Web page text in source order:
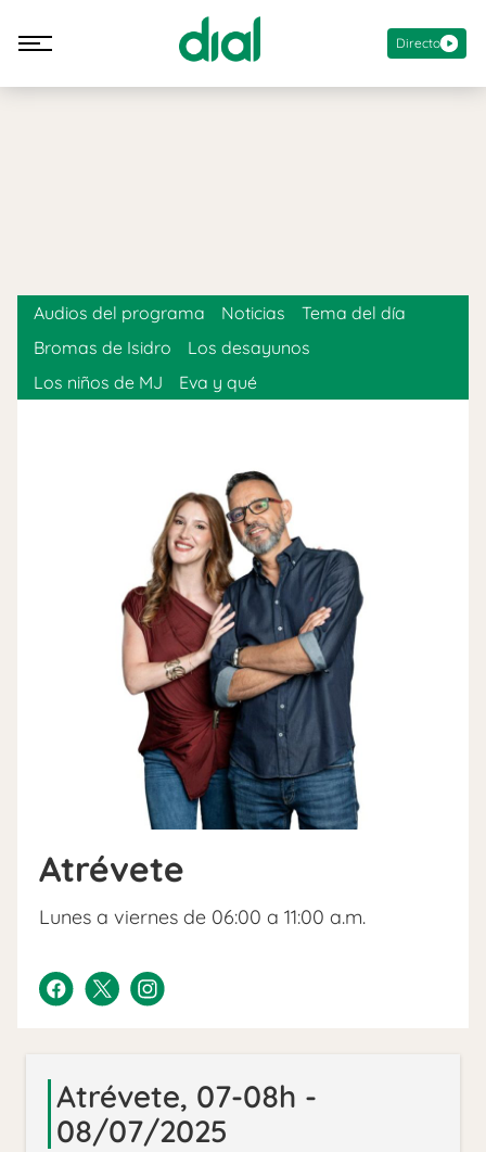
Directo
Atrévete
Lunes a viernes de 06:00 a 11:00 a.m.
Audios del programa Noticias
Tema del día
Bromas de Isidro
Los desayunos
Los niños de MJ
Eva y qué
Atrévete, 07-08h -
08/07/2025